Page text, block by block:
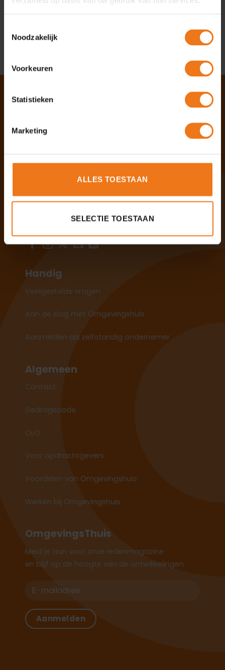
Noodzakelijk
Voorkeuren
Statistieken
Marketing
ALLES TOESTAAN
SELECTIE TOESTAAN
Vanuit ons platform biedt jij als
particulier, bedrijf en overheid met vragen
binnen de Omgevingswet.
Contact
Handig
Veelgestelde vragen
Aan de slag met Omgevingshuis
Aanmelden als zelfstandig ondernemer
Algemeen
Contact
Gedragscode
OLO
Voor opdrachtgevers
Voordelen van Omgevingshuis
Werken bij Omgevingshuis
OmgevingsThuis
Meld je aan voor onze ledenmagazine
en blijf op de hoogte van de ontwikkelingen.